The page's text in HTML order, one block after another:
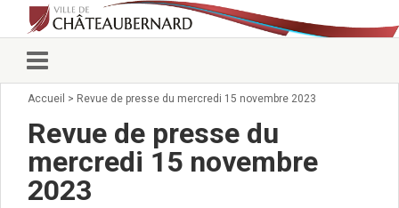
Vie municipale
Conseillers municipaux
Commissions 2026
Prendre rendez-vous
Accueil > Revue de presse du mercredi 15 novembre 2023
Revue de presse du
mercredi 15 novembre
2023